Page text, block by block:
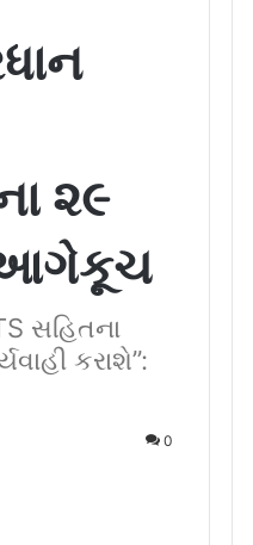
૨૯
આગેકૂચ
સહિતના
કરાશે”:
0